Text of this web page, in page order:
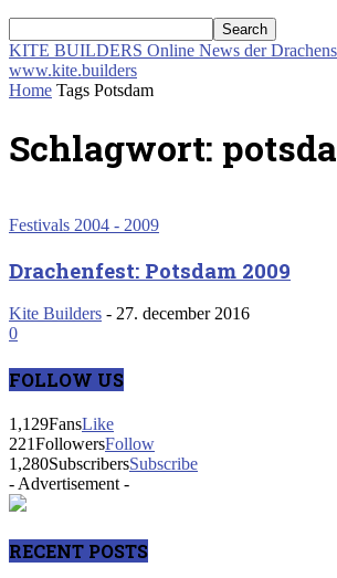
KITE BUILDERS Online News der
www.kite.builders
Home Tags Potsdam
Schlagwort:
Festivals 2004 - 2009
Drachenfest: Potsdam 2009
Kite Builders - 27. december 2016
0
FOLLOW US
1,129FansLike
221FollowersFollow
1,280SubscribersSubscribe
- Advertisement -
RECENT POSTS